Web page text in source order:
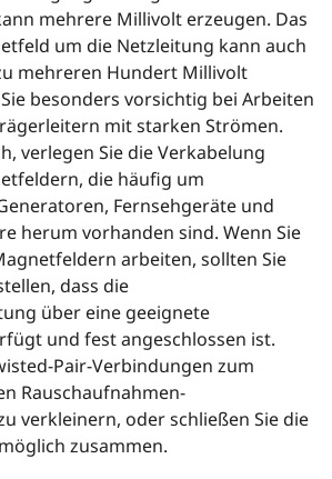
mehrere Millivolt erzeugen. Das
um die Netzleitung kann auch
mehreren Hundert Millivolt
besonders vorsichtig bei Arbeiten
mit starken Strömen.
verlegen Sie die Verkabelung
die häufig um
Fernsehgeräte und
herum vorhanden sind. Wenn Sie
arbeiten, sollten Sie
dass die
über eine geeignete
und fest angeschlossen ist.
Pair-Verbindungen zum
Rauschaufnahmen-
verkleinern, oder schließen Sie die
zusammen.